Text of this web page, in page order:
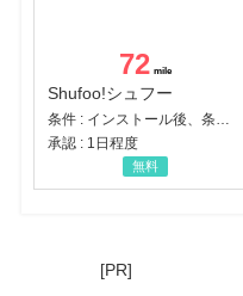
72
Shufoo!シュフー
承認 : 1日程度
無料
[PR]